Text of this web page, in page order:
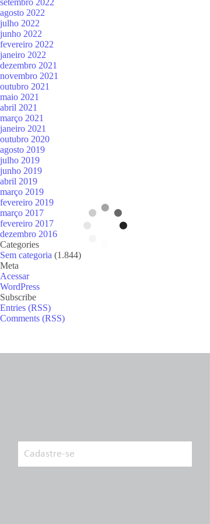
setembro 2022
agosto 2022
julho 2022
junho 2022
fevereiro 2022
janeiro 2022
dezembro 2021
novembro 2021
outubro 2021
maio 2021
abril 2021
março 2021
janeiro 2021
outubro 2020
agosto 2019
julho 2019
junho 2019
abril 2019
março 2019
fevereiro 2019
março 2017
fevereiro 2017
dezembro 2016
Categories
Sem categoria (1.844)
Meta
Acessar
WordPress
Subscribe
Entries (RSS)
Comments (RSS)